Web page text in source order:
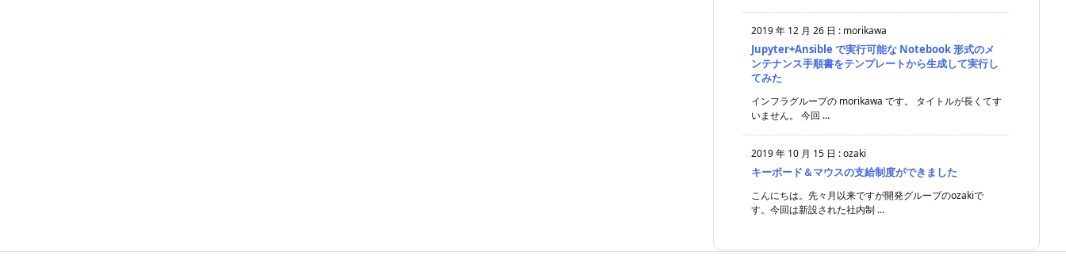
2019 年 12 月 26 日 : morikawa
Jupyter+Ansible で実行可能な Notebook 形式のメ
ンテナンス手順書をテンプレートから生成して実行し
てみた
インフラグループの morikawa です。 タイトルが長くてす
いません。 今回 ...
2019 年 10 月 15 日 :ozaki
キーボード＆マウスの支給制度ができました
こんにちは。先々月以来ですが開発グループのozakiで
す。今回は新設された社内制 ...